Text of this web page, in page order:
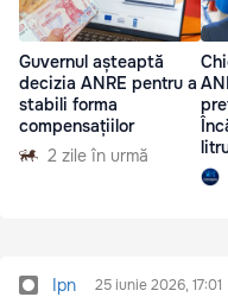
Guvernul așteaptă
decizia ANRE pentru a
stabili forma
compensațiilor
2 zile în urmă
Ipn 25 iunie 2026, 17:01